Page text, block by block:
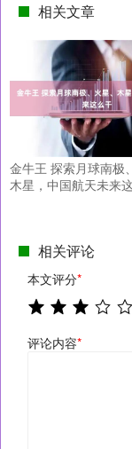
相关文章
金牛王 探索月球南极
木星，中国航天未来
相关评论
本文评分*
评论内容*